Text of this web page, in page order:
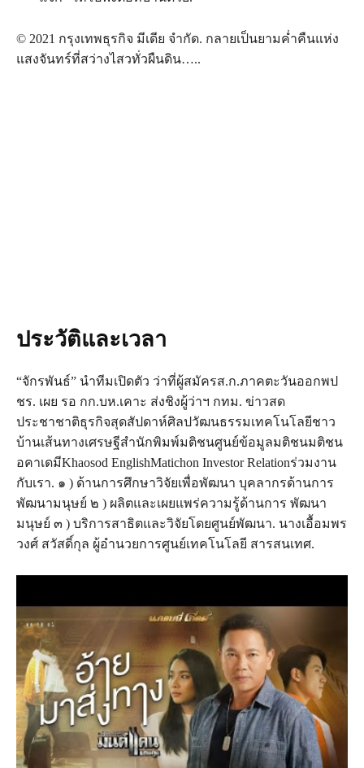
© 2021 กรุงเทพธุรกิจ มีเดีย จำกัด. กลายเป็นยามค่ำคืนแห่ง
แสงจันทร์ที่สว่างไสวทั่วผืนดิน…..
ประวัติและเวลา
“จักรพันธ์” นำทีมเปิดตัว ว่าที่ผู้สมัครส.ก.ภาคตะวันออกพป
ชร. เผย รอ กก.บห.เคาะ ส่งชิงผู้ว่าฯ กทม. ข่าวสด
ประชาชาติธุรกิจสุดสัปดาห์ศิลปวัฒนธรรมเทคโนโลยีชาว
บ้านเส้นทางเศรษฐีสำนักพิมพ์มติชนศูนย์ข้อมูลมติชนมติชน
อคาเดมีKhaosod EnglishMatichon Investor Relationร่วมงาน
กับเรา. ๑ ) ด้านการศึกษาวิจัยเพื่อพัฒนา บุคลากรด้านการ
พัฒนามนุษย์ ๒ ) ผลิตและเผยแพร่ความรู้ด้านการ พัฒนา
มนุษย์ ๓ ) บริการสาธิตและวิจัยโดยศูนย์พัฒนา. นางเอื้อมพร
วงศ์ สวัสดิ์กุล ผู้อำนวยการศูนย์เทคโนโลยี สารสนเทศ.